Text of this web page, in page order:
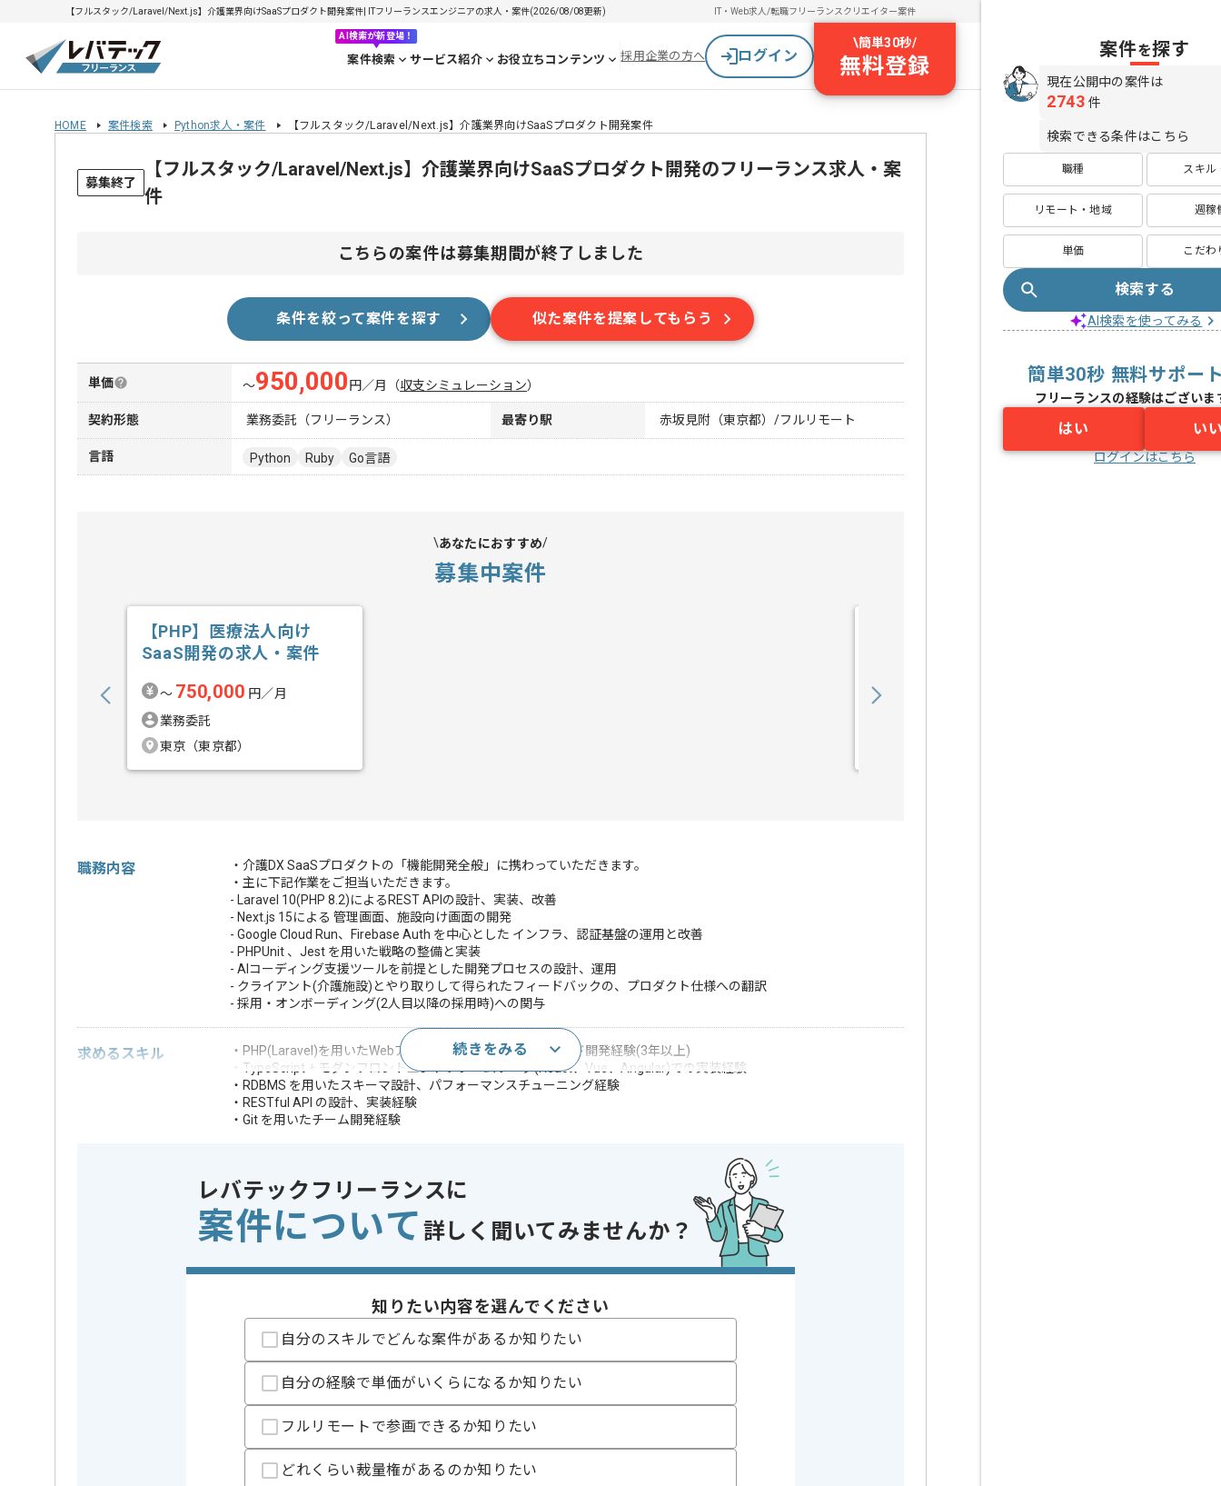
【フルスタック/Laravel/Next.js】介護業界向けSaaSプロダクト開発案件| ITフリーランスエンジニアの求人・案件(2026/08/08更新) IT・Web求人/転職フリーランスクリエイター案件
AI検索が新登場！
案件検索 サービス紹介 お役立ちコンテンツ 採用企業の方へ ログイン
\簡単30秒/
無料登録
HOME 案件検索 Python求人・案件 【フルスタック/Laravel/Next.js】介護業界向けSaaSプロダクト開発案件
募集終了
【フルスタック/Laravel/Next.js】介護業界向けSaaSプロダクト開発のフリーランス求人・案
件
こちらの案件は募集期間が終了しました
条件を絞って案件を探す 似た案件を提案してもらう
単価 〜950,000 円／月 （収支シミュレーション）
契約形態 業務委託（フリーランス） 最寄り駅 赤坂見附（東京都）/フルリモート
言語 Python Ruby Go言語
あなたにおすすめ
募集中案件
【PHP】医療法人向け
SaaS開発の求人・案件
〜 750,000 円／月
業務委託
東京（東京都）
職務内容
・介護DX SaaSプロダクトの「機能開発全般」に携わっていただきます。
・主に下記作業をご担当いただきます。
- Laravel 10(PHP 8.2)によるREST APIの設計、実装、改善
- Next.js 15による 管理画面、施設向け画面の開発
- Google Cloud Run、Firebase Auth を中心とした インフラ、認証基盤の運用と改善
- PHPUnit 、Jest を用いた戦略の整備と実装
- AIコーディング支援ツールを前提とした開発プロセスの設計、運用
- クライアント(介護施設)とやり取りして得られたフィードバックの、プロダクト仕様への翻訳
- 採用・オンボーディング(2人目以降の採用時)への関与
求めるスキル
・PHP(Laravel)を用いたWebアプリケーションのバックエンド開発経験(3年以上)
・TypeScript + モダンフロントエンドフレームワーク(React、Vue、Angular)での実装経験
・RDBMS を用いたスキーマ設計、パフォーマンスチューニング経験
・RESTful API の設計、実装経験
・Git を用いたチーム開発経験
歓迎スキル
・BtoB SaaS または 業務システムの開発経験
・スタートアップでの0→1 / 1→10 開発経験
・技術選定、アーキテクチャ設計のリード経験
※上記に似た経験やスキルをお持ちであれば申し込み可能なケースもございます！まずはお気軽にご相談ください！
精算基準時間
140時間〜180時間
支払いサイト
15日
続きをみる
レバテックフリーランスに
案件について 詳しく聞いてみませんか？
知りたい内容を選んでください
自分のスキルでどんな案件があるか知りたい
自分の経験で単価がいくらになるか知りたい
フルリモートで参画できるか知りたい
どれくらい裁量権があるのか知りたい
案件を探す
現在公開中の案件は
2743 件
検索できる条件はこちら
職種 スキル
リモート・地域 週稼
単価 こだわ
検索する
AI検索を使ってみる
簡単30秒 無料サポー
フリーランスの経験はございま
はい い
ログインはこちら